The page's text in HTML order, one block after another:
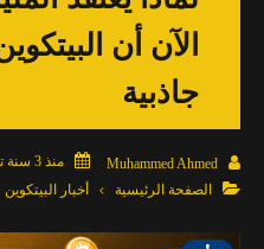
الآن أن
جاذبية

Muhammed Ahmed

منذ 3 سنة تقريبا

الصفحة الرئيسية أخبار البيتكوين